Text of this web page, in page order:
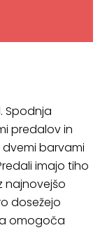
Spodnja
predalov in
barvami
imajo tiho
najnovejšo
dosežejo
omogoča